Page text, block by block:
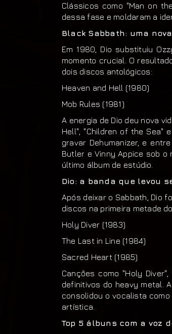
Clássicos como "Man on
dessa fase e moldaram a
Black Sabbath: uma
Em 1980, Dio substituiu
momento crucial. O
dois discos antológicos:
Heaven and Hell (1980)
Mob Rules (1981)
A energia de Dio deu nova
Hell", "Children of the Sea"
gravar Dehumanizer, e
Butler e Vinny Appice sob o
último álbum de estúdio.
Dio: a banda que levou
Após deixar o Sabbath, Dio
discos na primeira metade
Holy Diver (1983)
The Last in Line (1984)
Sacred Heart (1985)
Canções como "Holy
definitivos do heavy metal.
consolidou o vocalista
artística.
Top 5 álbuns com a voz